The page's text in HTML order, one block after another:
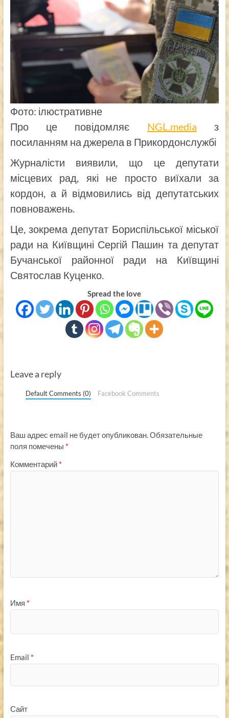
Фото: ілюстративне
Про це повідомляє NGL.media з
посиланням на джерела в Прикордонслужбі
Журналісти виявили, що це депутати
місцевих рад, які не просто виїхали за
кордон, а й відмовились від депутатських
повноважень.
Це, зокрема депутат Бориспільської міської
ради на Київщині Сергій Пашин та депутат
Бучанської районної ради на Київщині
Святослав Куценко.
Spread the love
Leave a reply
Default Comments (0) Facebook Comments
Ваш адрес email не будет опубликован. Обязательные
поля помечены *
Комментарий *
Имя *
Email *
Сайт